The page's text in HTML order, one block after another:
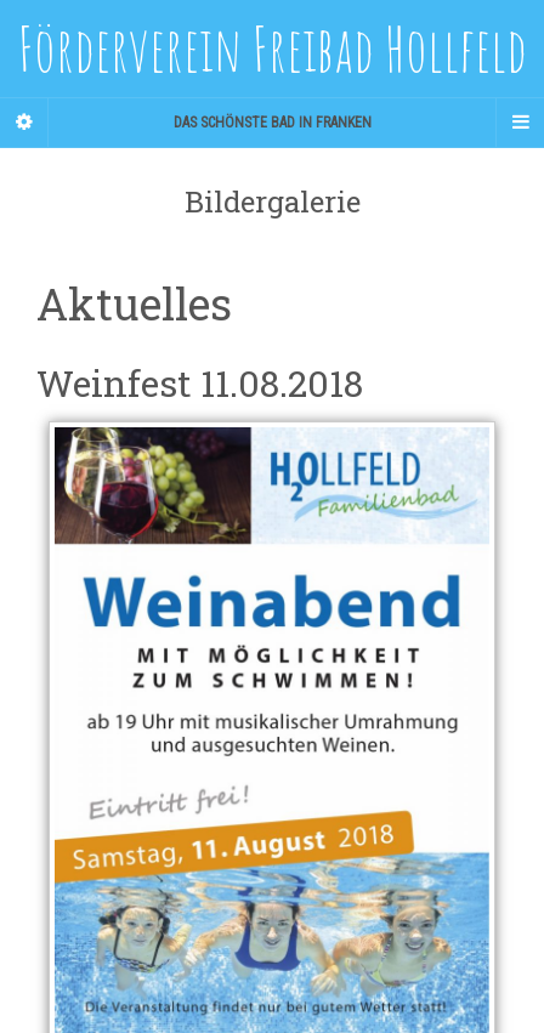
Förderverein Freibad Hollfeld
DAS SCHÖNSTE BAD IN FRANKEN
Bildergalerie
Aktuelles
Weinfest 11.08.2018